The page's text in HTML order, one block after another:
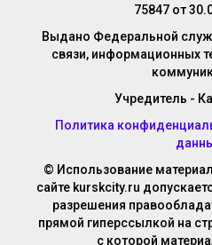
75847 от
Выдано Федеральной
связи, информационных
Учредитель -
Политика
© Использование
сайте kurskcity.ru
разрешения
прямой гиперссылкой на
с которой